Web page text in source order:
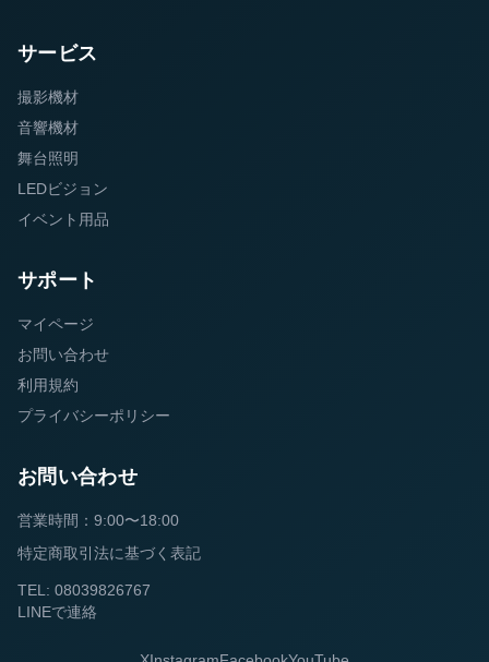
サービス
撮影機材
音響機材
舞台照明
LEDビジョン
イベント用品
サポート
マイページ
お問い合わせ
利用規約
プライバシーポリシー
お問い合わせ
営業時間：9:00〜18:00
特定商取引法に基づく表記
TEL: 08039826767
LINEで連絡